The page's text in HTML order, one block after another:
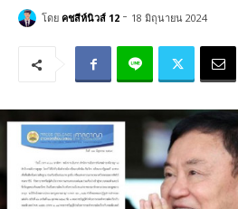
โดย คชสีห์นิวส์ 12 - 18 มิถุนายน 2024